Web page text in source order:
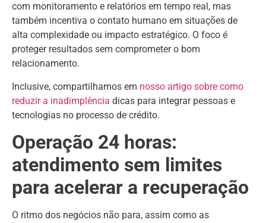
com monitoramento e relatórios em tempo real, mas
também incentiva o contato humano em situações de
alta complexidade ou impacto estratégico. O foco é
proteger resultados sem comprometer o bom
relacionamento.
Inclusive, compartilhamos em nosso artigo sobre como
reduzir a inadimplência dicas para integrar pessoas e
tecnologias no processo de crédito.
Operação 24 horas:
atendimento sem limites
para acelerar a recuperação
O ritmo dos negócios não para, assim como as